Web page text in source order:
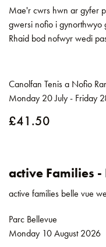
Mae'r cwrs hwn ar gyfer
gwersi nofio i gynorthwyo
Rhaid bod nofwyr wedi
Canolfan Tenis a Nofio
Monday 20 July - Friday
£41.50
active Families
active families belle vue
Parc Bellevue
Monday 10 August 2026